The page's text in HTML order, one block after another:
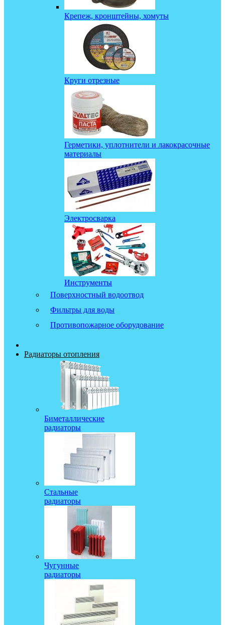
Крепеж, кронштейны, хомуты
Круги отрезные
Герметики, уплотнители и лакокрасочные
материалы
Электросварка
Инструменты
Поверхностный водоотвод
Фильтры для воды
Противопожарное оборудование
Радиаторы отопления
Биметаллические
радиаторы
Стальные
радиаторы
Чугунные
радиаторы